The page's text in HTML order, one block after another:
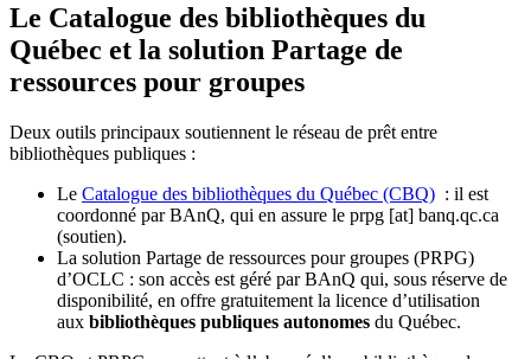
Le Catalogue des bibliothèques du
Québec et la solution Partage de
ressources pour groupes
Deux outils principaux soutiennent le réseau de prêt entre
bibliothèques publiques :
Le Catalogue des bibliothèques du Québec (CBQ) : il est
coordonné par BAnQ, qui en assure le prpg [at] banq.qc.ca
(soutien).
La solution Partage de ressources pour groupes (PRPG)
d’OCLC : son accès est géré par BAnQ qui, sous réserve de
disponibilité, en offre gratuitement la licence d’utilisation
aux bibliothèques publiques autonomes du Québec.